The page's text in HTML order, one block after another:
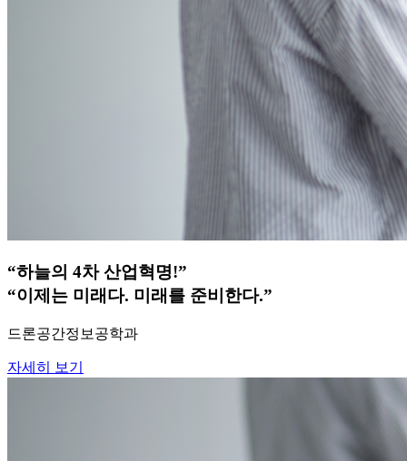
“하늘의 4차 산업혁명!”
“이제는 미래다. 미래를 준비한다.”
드론공간정보공학과
자세히 보기